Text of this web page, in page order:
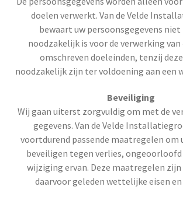
doelen verwerkt. Van de Velde
bewaart uw persoonsgegevens niet
noodzakelijk is voor de verwerking van
omschreven doeleinden, tenzij
noodzakelijk zijn ter voldoening aan een
Beveiliging
Wij gaan uiterst zorgvuldig om met de
gegevens. Van de Velde
voortdurend passende maatregelen om
beveiligen tegen verlies,
wijziging ervan. Deze maatregelen
daarvoor geleden wettelijke eisen